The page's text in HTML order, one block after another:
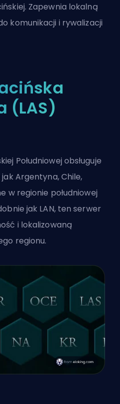
Zapewnia lokalną
komunikacji i rywalizacji
(LAS)
Południowej obsługuje
Argentyna, Chile,
w regionie południowej
jak LAN, ten serwer
i lokalizowaną
regionu.